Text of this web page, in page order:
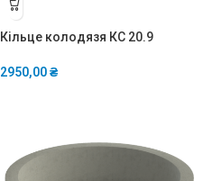
Кільце колодязя КС 20.9
2950,00₴